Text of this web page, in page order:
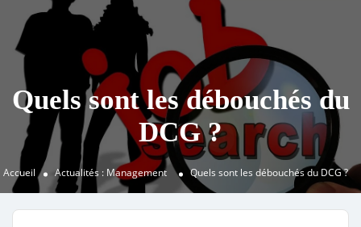
Quels sont les débouchés du
DCG ?
Accueil Actualités : Management Quels sont les débouchés du DCG ?